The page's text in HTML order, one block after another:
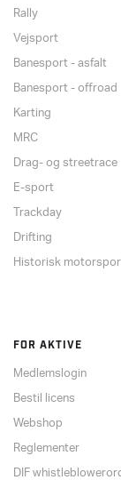
Rally
Vejsport
Banesport - asfalt
Banesport - offroad
Karting
MRC
Drag- og streetrace
E-sport
Trackday
Drifting
Historisk
FOR AKTIVE
Medlemslogin
Bestil licens
Webshop
Reglementer
DIF